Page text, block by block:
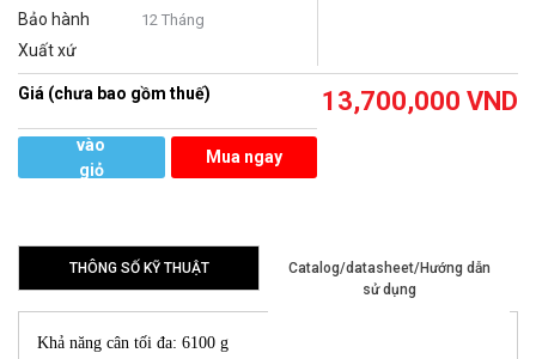
Bảo hành 12 Tháng
Xuất xứ
Giá (chưa bao gồm thuế) 13,700,000 VND
vào
giỏ
Mua ngay
THÔNG SỐ KỸ THUẬT
Catalog/datasheet/Hướng dẫn
sử dụng
Khả năng cân tối đa: 6100 g